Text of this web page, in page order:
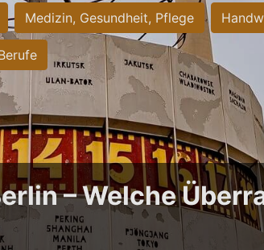
Medizin, Gesundheit, Pflege
– Welche